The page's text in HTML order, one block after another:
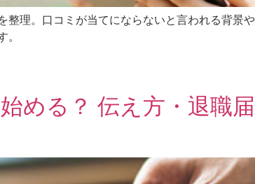
理。口コミが当てにならないと言われる背景
める？ 伝え方・退職